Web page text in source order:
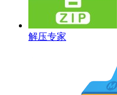
解压专家